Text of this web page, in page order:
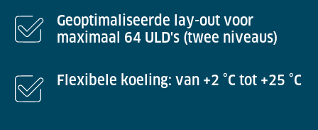
Geoptimaliseerde lay-out voor
maximaal 64 ULD's (twee niveaus)
Flexibele koeling: van +2 °C tot +25 °C